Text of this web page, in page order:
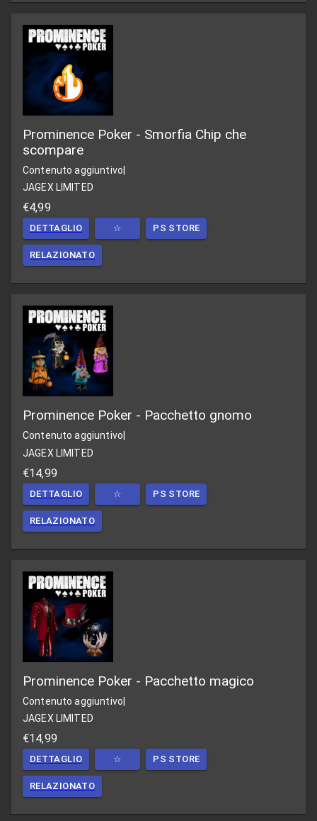
Prominence Poker - Smorfia Chip che
scompare
Contenuto aggiuntivo|
JAGEX LIMITED
€4,99
DETTAGLIO ☆ PS STORE
RELAZIONATO
Prominence Poker - Pacchetto gnomo
Contenuto aggiuntivo
JAGEX LIMITED
€14,99
DETTAGLIO ☆ PS STORE
RELAZIONATO
Prominence Poker - Pacchetto magico
Contenuto aggiuntivo|
JAGEX LIMITED
€14,99
DETTAGLIO ☆ PS STORE
RELAZIONATO